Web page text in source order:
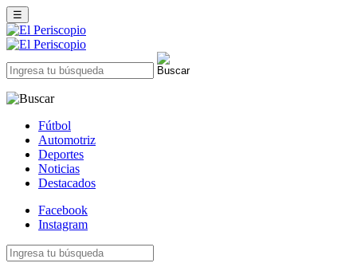
☰
Fútbol
Automotriz
Deportes
Noticias
Destacados
Facebook
Instagram